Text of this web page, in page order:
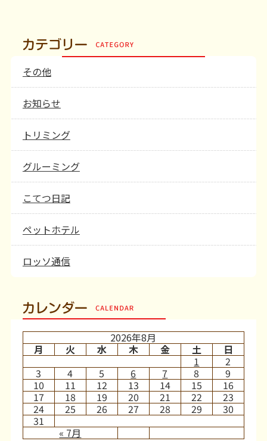
その他
お知らせ
トリミング
グルーミング
こてつ日記
ペットホテル
ロッソ通信
カレンダー
2026年8月
月
火 水 木 金 土 日
« 7月
1
2
3
4 5 6 7 8
9
10
11 12 13 14 15
16
17
18 19 20 21 22
23
24
25 26 27 28 29
30
31